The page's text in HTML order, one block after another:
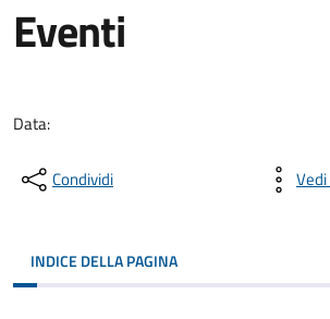
Eventi
Data:
Condividi
INDICE DELLA PAGINA